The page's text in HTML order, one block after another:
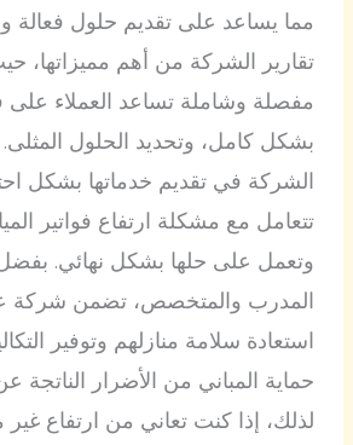
مما يساعد على تقديم حلول فعالة
تقارير الشركة من أهم مميزاتها،
مفصلة وشاملة تساعد العملاء على
بشكل كامل، وتحديد الحلول المثلى.
الشركة في تقديم خدماتها بشكل
تتعامل مع مشكلة ارتفاع فواتير
وتعمل على حلها بشكل نهائي.
المدرب والمتخصص، تضمن شركة
استعادة سلامة منازلهم وتوفير
حماية المباني من الأضرار الناتجة
لذلك، إذا كنت تعاني من ارتفاع غير